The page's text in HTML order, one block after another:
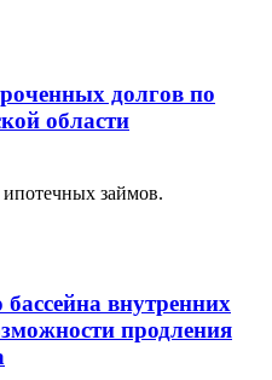
долгов по
области
ипотечных займов.
внутренних
продления